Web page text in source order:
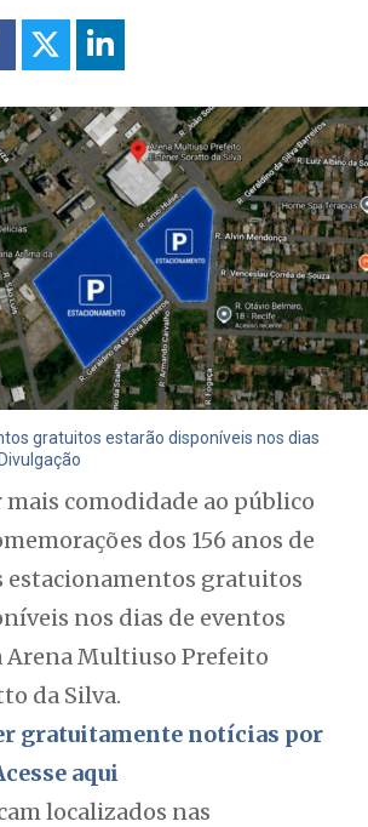
gratuitos estarão disponíveis nos dias
comodidade ao público
dos 156 anos de
estacionamentos gratuitos
nos dias de eventos
Arena Multiuso Prefeito
da Silva.
gratuitamente notícias por
aqui
localizados nas